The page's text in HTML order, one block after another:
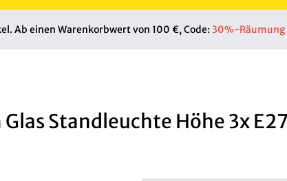
Ab einen Warenkorbwert von 100 €, Code: 30%-Räumung
Standleuchte Höhe 3x